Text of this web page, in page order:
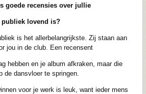
goede recensies over jullie
lovend is?
is het allerbelangrijkste. Zij staan aan
jou in de club. Een recensent
en je album afkraken, maar die
de dansvloer te springen.
voor je werk is leuk, want ieder mens